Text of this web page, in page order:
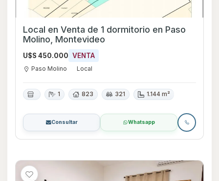
Local en Venta de 1 dormitorio en Paso
Molino, Montevideo
U$S 450.000 VENTA
Paso Molino Local
1 823 321 1.144 m²
Consultar Whatsapp